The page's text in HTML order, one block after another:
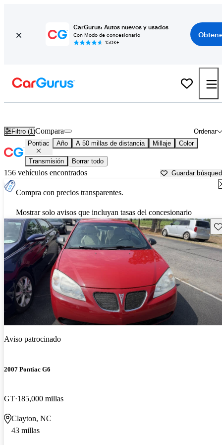
CarGurus: Autos nuevos y usados
Con Modo de concesionario
150K+
Filtro (1) Ordenar
Compara
Pontiac Año A 50 millas de distancia Millaje Color
Transmisión Borrar todo
156 vehículos encontrados Guardar
Compra con precios transparentes.
Mostrar solo avisos que incluyan tasas del concesionario
Aviso patrocinado
2007 Pontiac G6
GT 185,000 millas
Clayton, NC
43 millas